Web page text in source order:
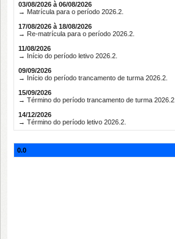
03/08/2026 à 06/08/2026
→ Matrícula para o período 2026.2.
17/08/2026 à 18/08/2026
→ Re-matrícula para o período 2026.2.
11/08/2026
→ Início do período letivo 2026.2.
09/09/2026
→ Início do período trancamento de turma 2026.2.
15/09/2026
→ Término do período trancamento de turma 2026.2.
14/12/2026
→ Término do período letivo 2026.2.
0.0